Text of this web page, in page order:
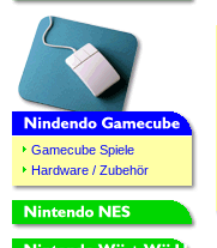
Gamecube Spiele
Hardware / Zubehör